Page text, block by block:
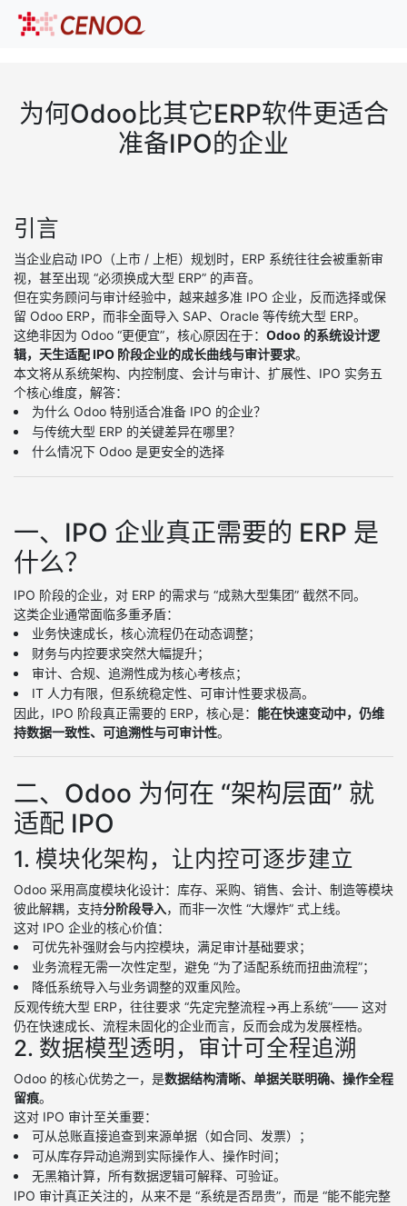
为何Odoo比其它ERP软件更适合
准备IPO的企业
引言
当企业启动 IPO（上市 / 上柜）规划时，ERP 系统往往会被重新审
视，甚至出现 “必须换成大型 ERP” 的声音。
但在实务顾问与审计经验中，越来越多准 IPO 企业，反而选择或保
留 Odoo ERP，而非全面导入 SAP、Oracle 等传统大型 ERP。
这绝非因为 Odoo “更便宜”，核心原因在于： Odoo 的系统设计逻
辑，天生适配 IPO 阶段企业的成长曲线与审计要求。
本文将从系统架构、内控制度、会计与审计、扩展性、IPO 实务五
个核心维度，解答：
为什么 Odoo 特别适合准备 IPO 的企业？
与传统大型 ERP 的关键差异在哪里？
什么情况下 Odoo 是更安全的选择
一、IPO 企业真正需要的 ERP 是
什么？
IPO 阶段的企业，对 ERP 的需求与 “成熟大型集团” 截然不同。
这类企业通常面临多重矛盾：
业务快速成长，核心流程仍在动态调整；
财务与内控要求突然大幅提升；
审计、合规、追溯性成为核心考核点；
IT 人力有限，但系统稳定性、可审计性要求极高。
因此，IPO 阶段真正需要的 ERP，核心是： 能在快速变动中，仍维
持数据一致性、可追溯性与可审计性。
二、Odoo 为何在 “架构层面” 就
适配 IPO
1. 模块化架构，让内控可逐步建立
Odoo 采用高度模块化设计：库存、采购、销售、会计、制造等模块
彼此解耦，支持分阶段导入，而非一次性 “大爆炸” 式上线。
这对 IPO 企业的核心价值：
可优先补强财会与内控模块，满足审计基础要求；
业务流程无需一次性定型，避免 “为了适配系统而扭曲流程”；
降低系统导入与业务调整的双重风险。
反观传统大型 ERP，往往要求 “先定完整流程→再上系统”—— 这对
仍在快速成长、流程未固化的企业而言，反而会成为发展桎梏。
2. 数据模型透明，审计可全程追溯
Odoo 的核心优势之一，是数据结构清晰、单据关联明确、操作全程
留痕。
这对 IPO 审计至关重要：
可从总账直接追查到来源单据（如合同、发票）；
可从库存异动追溯到实际操作人、操作时间；
无黑箱计算，所有数据逻辑可解释、可验证。
IPO 审计真正关注的，从来不是 “系统是否昂贵”，而是 “能不能完整